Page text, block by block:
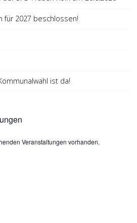
für 2027 beschlossen!
ist da!
Veranstaltungen vorhanden.